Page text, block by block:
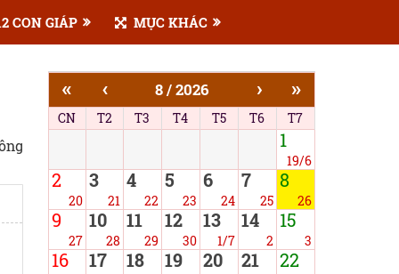
CON GIÁP MỤC KHÁC
« ‹ 8 / 2026 › »
CN T2 T3 T4 T5 T6 T7
1
19/6
2
20
3
21
4
22
5
23
6
24
7
25
8
26
9
27
10
28
11
29
12
30
13
1/7
14
2
15
3
16 17 18 19 20 21 22